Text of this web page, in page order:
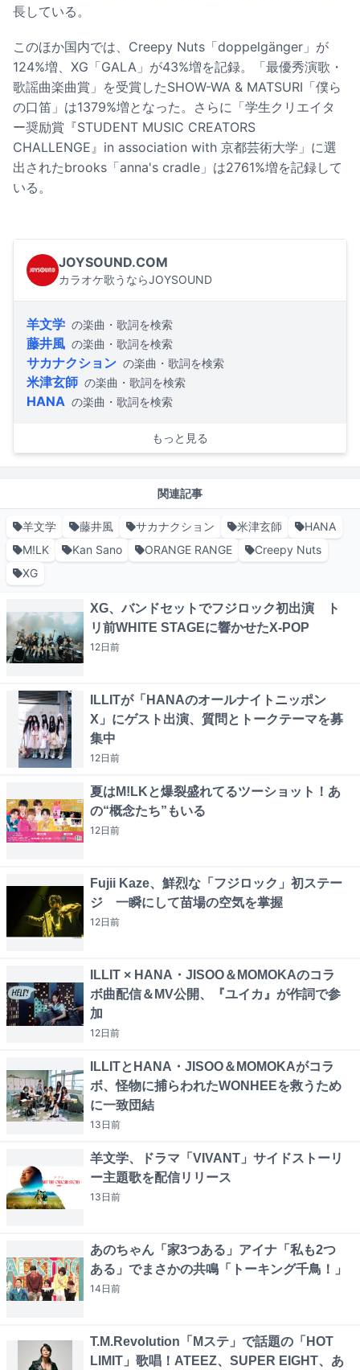
長している。
このほか国内では、Creepy Nuts「doppelgänger」が
124%増、XG「GALA」が43%増を記録。「最優秀演歌・
歌謡曲楽曲賞」を受賞したSHOW-WA & MATSURI「僕ら
の口笛」は1379%増となった。さらに「学生クリエイタ
ー奨励賞『STUDENT MUSIC CREATORS
CHALLENGE』in association with 京都芸術大学」に選
出されたbrooks「anna's cradle」は2761%増を記録して
いる。
JOYSOUND.COM
カラオケ歌うならJOYSOUND
羊文学 の楽曲・歌詞を検索
藤井風 の楽曲・歌詞を検索
サカナクション の楽曲・歌詞を検索
米津玄師 の楽曲・歌詞を検索
HANA の楽曲・歌詞を検索
もっと見る
関連記事
羊文学 藤井風 サカナクション 米津玄師
HANA
M!LK
Kan Sano ORANGE RANGE
Creepy Nuts
XG
XG、バンドセットでフジロック初出演 ト
リ前WHITE STAGEに響かせたX-POP
12日前
ILLITが「HANAのオールナイトニッポン
X」にゲスト出演、質問とトークテーマを募
集中
12日前
夏はM!LKと爆裂盛れてるツーショット！あ
の“概念たち”もいる
12日前
Fujii Kaze、鮮烈な「フジロック」初ステー
ジ 一瞬にして苗場の空気を掌握
12日前
ILLIT × HANA・JISOO＆MOMOKAのコラ
ボ曲配信＆MV公開、『ユイカ』が作詞で参
加
12日前
ILLITとHANA・JISOO＆MOMOKAがコラ
ボ、怪物に捕らわれたWONHEEを救うため
に一致団結
13日前
羊文学、ドラマ「VIVANT」サイドストーリ
ー主題歌を配信リリース
13日前
あのちゃん「家3つある」アイナ「私も2つ
ある」でまさかの共鳴「トーキング千鳥！」
14日前
T.M.Revolution「Mステ」で話題の「HOT
LIMIT」歌唱！ATEEZ、SUPER EIGHT、あ